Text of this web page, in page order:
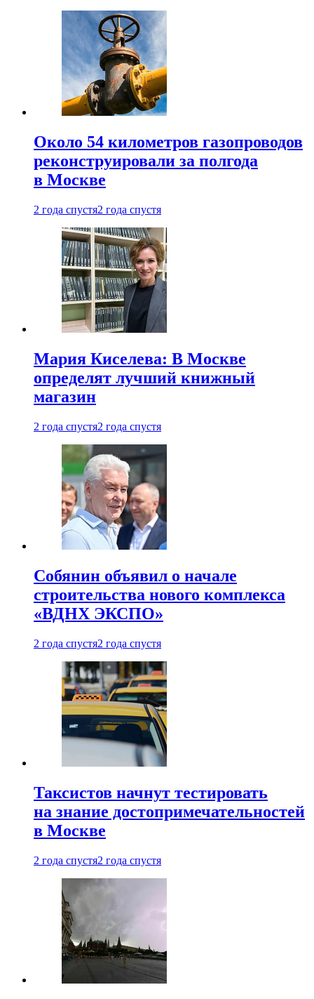
Около 54 километров газопроводов
реконструировали за полгода
в Москве
2 года спустя2 года спустя
Мария Киселева: В Москве
определят лучший книжный
магазин
2 года спустя2 года спустя
Собянин объявил о начале
строительства нового комплекса
«ВДНХ ЭКСПО»
2 года спустя2 года спустя
Таксистов начнут тестировать
на знание достопримечательностей
в Москве
2 года спустя2 года спустя